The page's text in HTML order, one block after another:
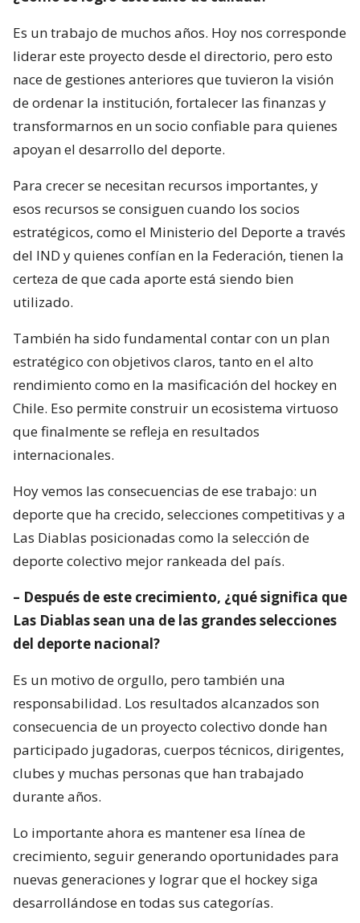
Es un trabajo de muchos años. Hoy nos corresponde
liderar este proyecto desde el directorio, pero esto
nace de gestiones anteriores que tuvieron la visión
de ordenar la institución, fortalecer las finanzas y
transformarnos en un socio confiable para quienes
apoyan el desarrollo del deporte.
Para crecer se necesitan recursos importantes, y
esos recursos se consiguen cuando los socios
estratégicos, como el Ministerio del Deporte a través
del IND y quienes confían en la Federación, tienen la
certeza de que cada aporte está siendo bien
utilizado.
También ha sido fundamental contar con un plan
estratégico con objetivos claros, tanto en el alto
rendimiento como en la masificación del hockey en
Chile. Eso permite construir un ecosistema virtuoso
que finalmente se refleja en resultados
internacionales.
Hoy vemos las consecuencias de ese trabajo: un
deporte que ha crecido, selecciones competitivas y a
Las Diablas posicionadas como la selección de
deporte colectivo mejor rankeada del país.
– Después de este crecimiento, ¿qué significa que
Las Diablas sean una de las grandes selecciones
del deporte nacional?
Es un motivo de orgullo, pero también una
responsabilidad. Los resultados alcanzados son
consecuencia de un proyecto colectivo donde han
participado jugadoras, cuerpos técnicos, dirigentes,
clubes y muchas personas que han trabajado
durante años.
Lo importante ahora es mantener esa línea de
crecimiento, seguir generando oportunidades para
nuevas generaciones y lograr que el hockey siga
desarrollándose en todas sus categorías.